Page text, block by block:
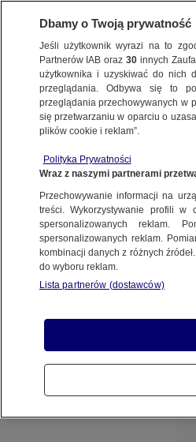
KONKRET24
POLSKA
od co najmniej sześciu
10.03.2022, 13:21
Udostępnij
W lutym zmarło w Polsce
zgonów rok do roku
województwach. W 11
najmniej 15 procent
Dbamy o Twoją prywatność
Jeśli użytkownik wyrazi na to
Partnerów IAB oraz30 innych
użytkownika i uzyskiwać do nich
przeglądania. Odbywa się to
przeglądania przechowywanych w
się przetwarzaniu w oparciu o
plików cookie i reklam”.
Polityka Prywatności
Wraz z naszymi partnerami
Przechowywanie informacji na
treści. Wykorzystywanie profili w
spersonalizowanych reklam.
spersonalizowanych reklam.
kombinacji danych z różnych
do wyboru reklam.
Lista partnerów (dostawców)